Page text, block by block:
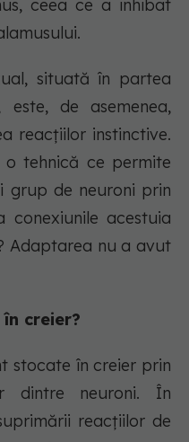
ceea ce a inhibat
situată în partea
este, de asemenea,
reacțiilor instinctive.
tehnică ce permite
grup de neuroni prin
conexiunile acestuia
Adaptarea nu a avut
creier?
stocate în creier prin
dintre neuroni. În
reacțiilor de